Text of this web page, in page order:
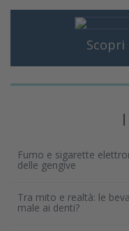
Fumo e sigarette
delle gengive
Tra mito e realtà: le
male ai denti?